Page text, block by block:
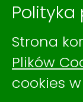
Polityka
Strona
Plików
cookies